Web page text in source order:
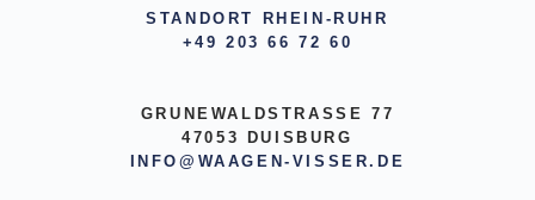
STANDORT RHEIN-RUHR
+49 203 66 72 60
GRUNEWALDSTRASSE 77
47053 DUISBURG
INFO@WAAGEN-VISSER.DE